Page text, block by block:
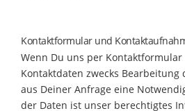
Kontaktformular und
Wenn Du uns per
Kontaktdaten zwecks
aus Deiner Anfrage eine
der Daten ist unser berechtigtes